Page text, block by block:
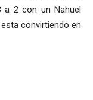
a 2 con un Nahuel
convirtiendo en